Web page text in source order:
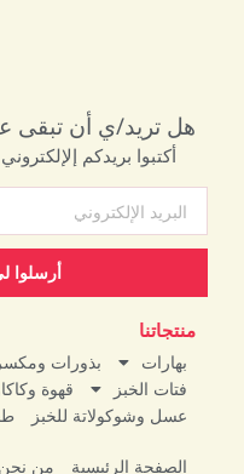
هل تريد/ي أن تبقى
أكتبوا بريدكم
أرسلوا
منتجاتنا
بهارات بذورات
فتات الخبز
قهوة
عسل وشوكولاتة للخبز
الصفحة الرئيسية من نحن